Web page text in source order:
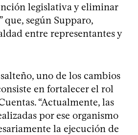
legislativa y eliminar
según Supparo,
entre representantes y
uno de los cambios
en fortalecer el rol
“Actualmente, las
por ese organismo
la ejecución de